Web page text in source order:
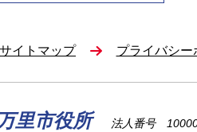
サイトマップ プライバシー
里市役所 法人番号